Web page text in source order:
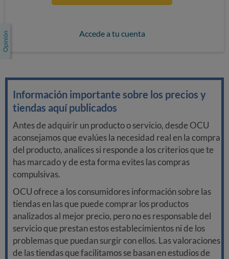
Accede a tu cuenta
Información importante sobre los precios y
tiendas aquí publicados
Antes de adquirir un producto o servicio, desde OCU
aconsejamos que evalúes la necesidad real en la compra
del producto, analices si responde a los criterios que te
has marcado y de esta forma evites las compras
compulsivas.
OCU ofrece a los consumidores información sobre las
tiendas en las que puede comprar los productos
analizados al mejor precio, pero no es responsable del
servicio que prestan estos establecimientos ni de los
problemas que puedan surgir con ellos. Las valoraciones
de las tiendas que facilitamos se basan en estudios de